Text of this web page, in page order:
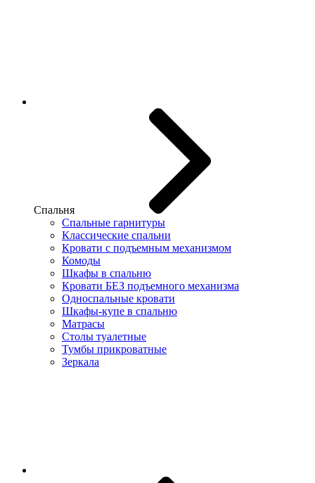
Спальня
Спальные гарнитуры
Классические спальни
Кровати с подъемным механизмом
Комоды
Шкафы в спальню
Кровати БЕЗ подъемного механизма
Односпальные кровати
Шкафы-купе в спальню
Матрасы
Столы туалетные
Тумбы прикроватные
Зеркала